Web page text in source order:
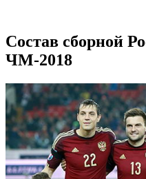
Состав сборной
ЧМ-2018